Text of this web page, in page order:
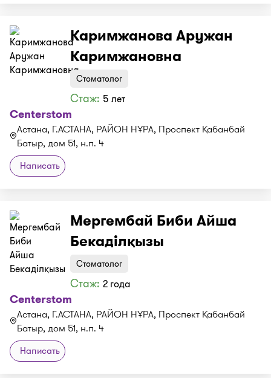
Каримжанова Аружан
Каримжановна
Стоматолог
Стаж: 5 лет
Centerstom
Астана, Г.АСТАНА, РАЙОН НҰРА, Проспект Қабанбай
Батыр, дом 51, н.п. 4
Написать
Мергембай Биби Айша
Бекаділқызы
Стоматолог
Стаж: 2 года
Centerstom
Астана, Г.АСТАНА, РАЙОН НҰРА, Проспект Қабанбай
Батыр, дом 51, н.п. 4
Написать